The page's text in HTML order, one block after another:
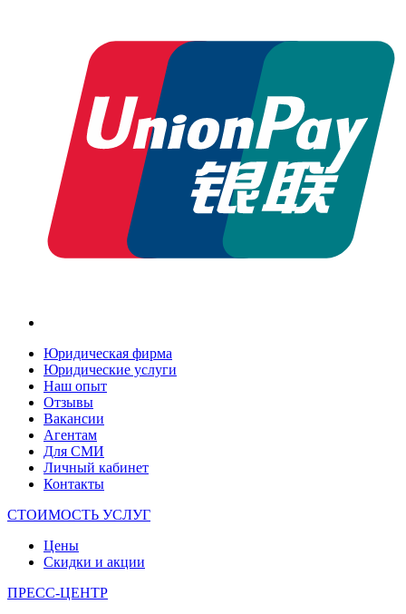
Юридическая фирма
Юридические услуги
Наш опыт
Отзывы
Вакансии
Агентам
Для СМИ
Личный кабинет
Контакты
СТОИМОСТЬ УСЛУГ
Цены
Скидки и акции
ПРЕСС-ЦЕНТР